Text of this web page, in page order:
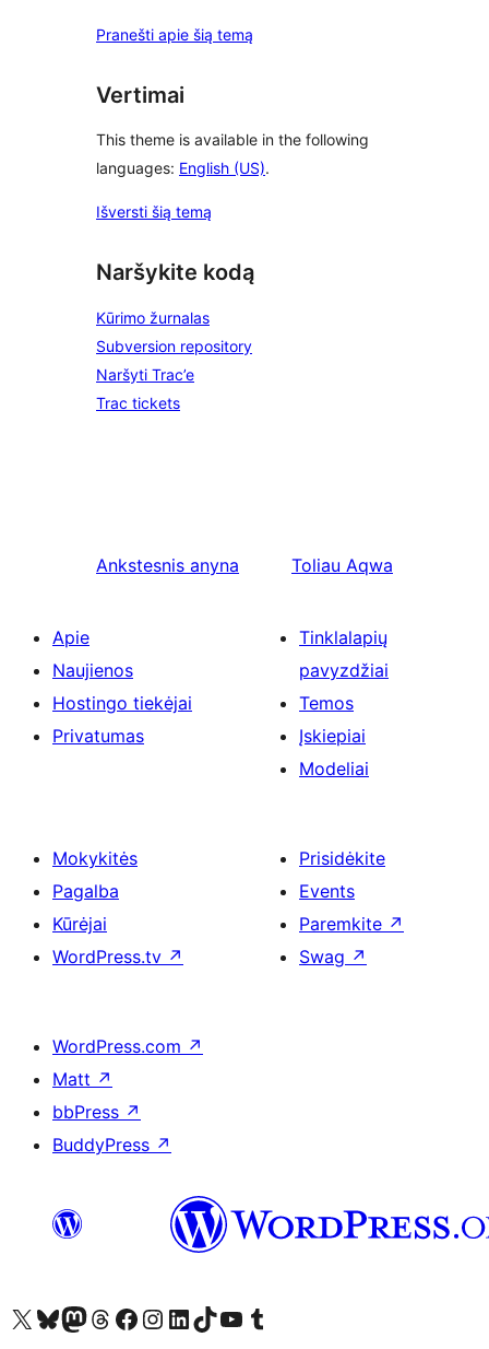
Pranešti apie šią temą
Vertimai
This theme is available in the following
languages: English (US).
Išversti šią temą
Naršykite kodą
Kūrimo žurnalas
Subversion repository
Naršyti Trac’e
Trac tickets
Ankstesnis anyna Toliau Aqwa
Apie
Naujienos
Hostingo tiekėjai
Privatumas
Tinklalapių
pavyzdžiai
Temos
Įskiepiai
Modeliai
Mokykitės
Pagalba
Kūrėjai
WordPress.tv ↗
Prisidėkite
Events
Paremkite ↗
Swag ↗
WordPress.com ↗
Matt ↗
bbPress ↗
BuddyPress ↗
Visit our X (formerly Twitter) account
Apsilankykite mūsų Bluesky paskyroje
Visit our Mastodon account
Apsilankykite mūsų Threads paskyroje
Visit our Facebook page
Visit our Instagram account
Visit our LinkedIn account
Apsilankykite mūsų TikTok paskyroje
Visit our YouTube channel
Apsilankykite mūsų Tumblr paskyroje